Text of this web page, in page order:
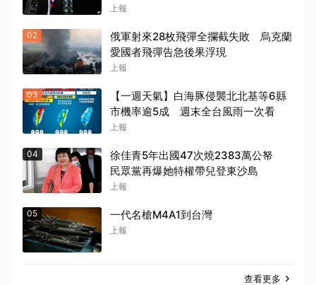
適用
上報
02
俄軍射來28枚飛彈全攔截失敗 烏克蘭
愛國者飛彈告急後果浮現
上報
03
【一週天氣】白海豚侵襲北北基等6縣
市機率逾5成 週末全台風雨一次看
上報
04
徐佳青5年出國47次燒2383萬公帑
民眾黨再爆她特權帶兒登東沙島
上報
05 一代名槍M4A1到台灣
上報
查看更多